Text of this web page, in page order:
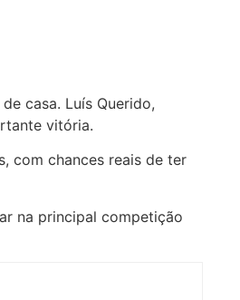
casa. Luís Querido,
vitória.
com chances reais de ter
na principal competição